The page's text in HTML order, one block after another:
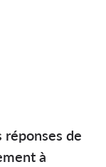
réponses de
à